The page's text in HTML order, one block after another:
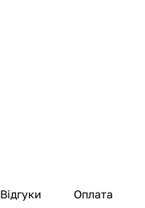
Відгуки Оплата